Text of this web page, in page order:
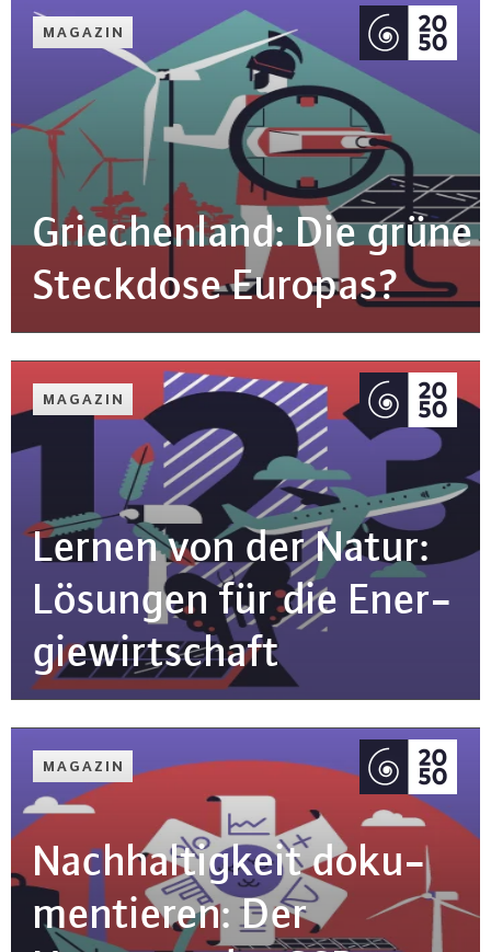
MAGAZIN
Grie­chen­land: Die grüne
Steckdose Europas?
MAGAZIN
Lernen von der Natur:
Lösungen für die En­er­
gie­wirt­schaft
MAGAZIN
Nach­hal­tig­keit do­ku­
men­tie­ren: Der